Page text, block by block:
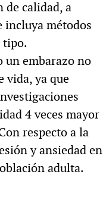
de calidad, a
incluya métodos
tipo.
un embarazo no
vida, ya que
4 veces mayor
respecto a la
y ansiedad en
adulta.